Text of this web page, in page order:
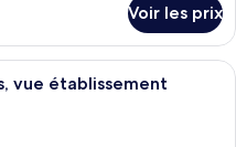
Voir les prix
chambre d’hôtel avec deux
vue établissement